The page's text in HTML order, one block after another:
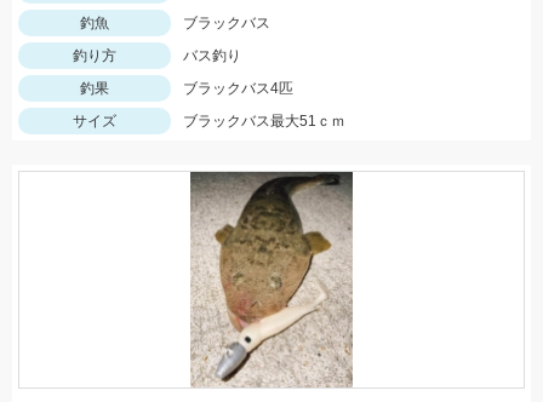
釣魚
ブラックバス
釣り方
バス釣り
釣果
ブラックバス4匹
サイズ
ブラックバス最大51ｃｍ